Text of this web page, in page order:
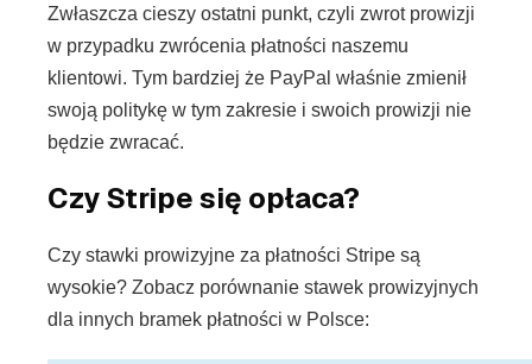
Zwłaszcza cieszy ostatni punkt, czyli zwrot prowizji
w przypadku zwrócenia płatności naszemu
klientowi. Tym bardziej że PayPal właśnie zmienił
swoją politykę w tym zakresie i swoich prowizji nie
będzie zwracać.
Czy Stripe się opłaca?
Czy stawki prowizyjne za płatności Stripe są
wysokie? Zobacz porównanie stawek prowizyjnych
dla innych bramek płatności w Polsce: